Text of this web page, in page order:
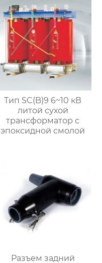
Тип SC(B)9 6~10 кВ
литой сухой
трансформатор с
эпоксидной смолой
Разъем задний